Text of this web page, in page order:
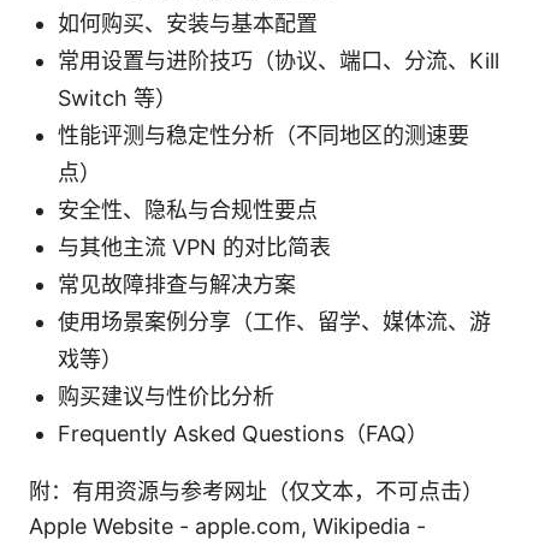
如何购买、安装与基本配置
常用设置与进阶技巧（协议、端口、分流、Kill
Switch 等）
性能评测与稳定性分析（不同地区的测速要
点）
安全性、隐私与合规性要点
与其他主流 VPN 的对比简表
常见故障排查与解决方案
使用场景案例分享（工作、留学、媒体流、游
戏等）
购买建议与性价比分析
Frequently Asked Questions（FAQ）
附：有用资源与参考网址（仅文本，不可点击）
Apple Website - apple.com, Wikipedia -